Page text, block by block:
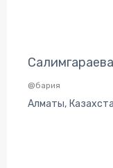
@бария
Алматы,